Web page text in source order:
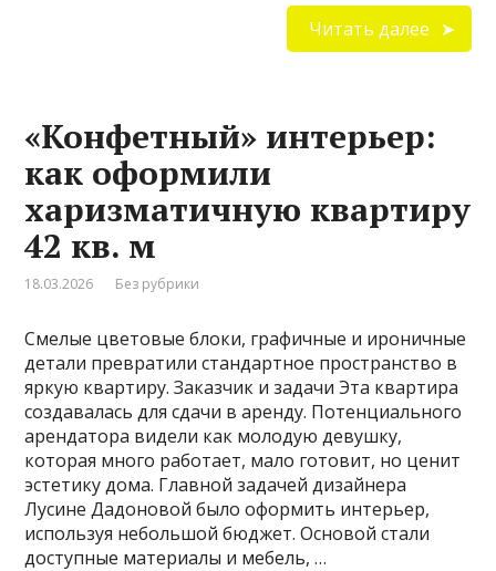
Читать далее
«Конфетный» интерьер:
как оформили
харизматичную квартиру
42 кв. м
18.03.2026 Без рубрики
Смелые цветовые блоки, графичные и ироничные
детали превратили стандартное пространство в
яркую квартиру. Заказчик и задачи Эта квартира
создавалась для сдачи в аренду. Потенциального
арендатора видели как молодую девушку,
которая много работает, мало готовит, но ценит
эстетику дома. Главной задачей дизайнера
Лусине Дадоновой было оформить интерьер,
используя небольшой бюджет. Основой стали
доступные материалы и мебель, …